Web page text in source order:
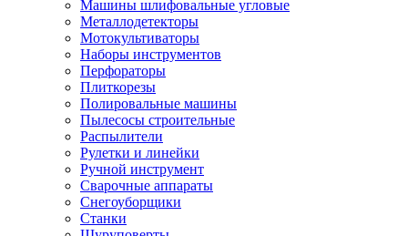
Машины шлифовальные угловые
Металлодетекторы
Мотокультиваторы
Наборы инструментов
Перфораторы
Плиткорезы
Полировальные машины
Пылесосы строительные
Распылители
Рулетки и линейки
Ручной инструмент
Сварочные аппараты
Снегоуборщики
Станки